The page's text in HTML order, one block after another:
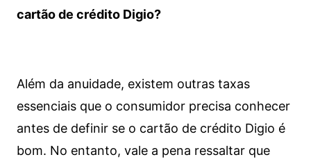
cartão de crédito Digio?
Além da anuidade, existem outras taxas
essenciais que o consumidor precisa conhecer
antes de definir se o cartão de crédito Digio é
bom. No entanto, vale a pena ressaltar que